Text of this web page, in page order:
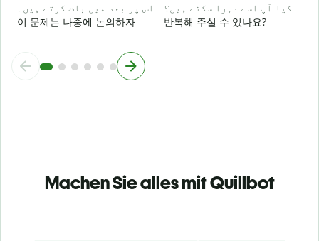
اس پر بعد میں بات کرتے ہیں۔
이 문제는 나중에 논의하자
کیا آپ اسے دہرا سکتے ہیں؟
반복해 주실 수 있나요?
Machen Sie alles mit Quillbot